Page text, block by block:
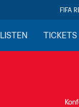
FIFA